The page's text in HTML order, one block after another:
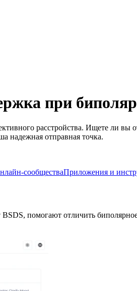
при
расстройства. Ищете ли вы
надежная отправная точка.
сообществаПриложения и
помогают отличить